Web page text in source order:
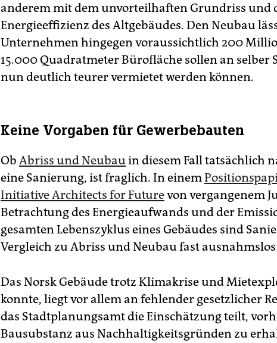
anderem mit dem unvorteilhaften Grundriss und
Energieeffizienz des Altgebäudes. Den Neubau
Unternehmen hingegen voraussichtlich 200
15.000 Quadratmeter Bürofläche sollen an selber
nun deutlich teurer vermietet werden können.
Keine Vorgaben für Gewerbebauten
Ob Abriss und Neubau in diesem Fall tatsächlich
eine Sanierung, ist fraglich. In einem
Initiative Architects for Futurevon vergangenem
Betrachtung des Energieaufwands und der
gesamten Lebenszyklus eines Gebäudes sind
Vergleich zu Abriss und Neubau fast
Das Norsk Gebäude trotz Klimakrise und
konnte, liegt vor allem an fehlender gesetzlicher
das Stadtplanungsamt die Einschätzung teilt,
Bausubstanz aus Nachhaltigkeitsgründen zu